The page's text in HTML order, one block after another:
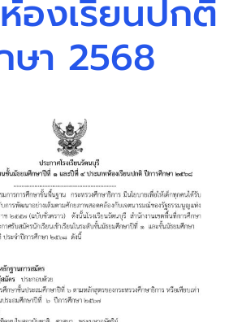
องเรียนปกติ
ษา 2568